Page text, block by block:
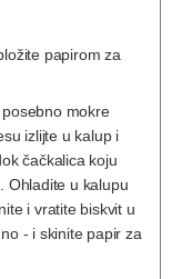
papirom za
mokre
izlijte u kalup i
čačkalica koju
Ohladite u kalupu
i vratite biskvit u
- i skinite papir za